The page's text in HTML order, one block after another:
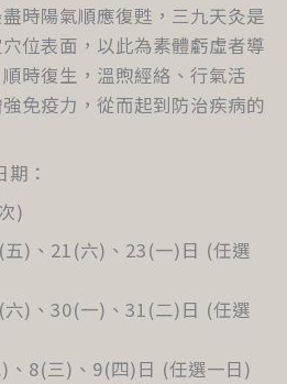
時陽氣順應復甦，三九天灸是
位表面，以此為素體虧虛者導
時復生，溫煦經絡、行氣活
免疫力，從而起到防治疾病的
：
)
)、21(六)、23(一)日 (任選
)、30(一)、31(二)日 (任選
、8(三)、9(四)日 (任選一日)